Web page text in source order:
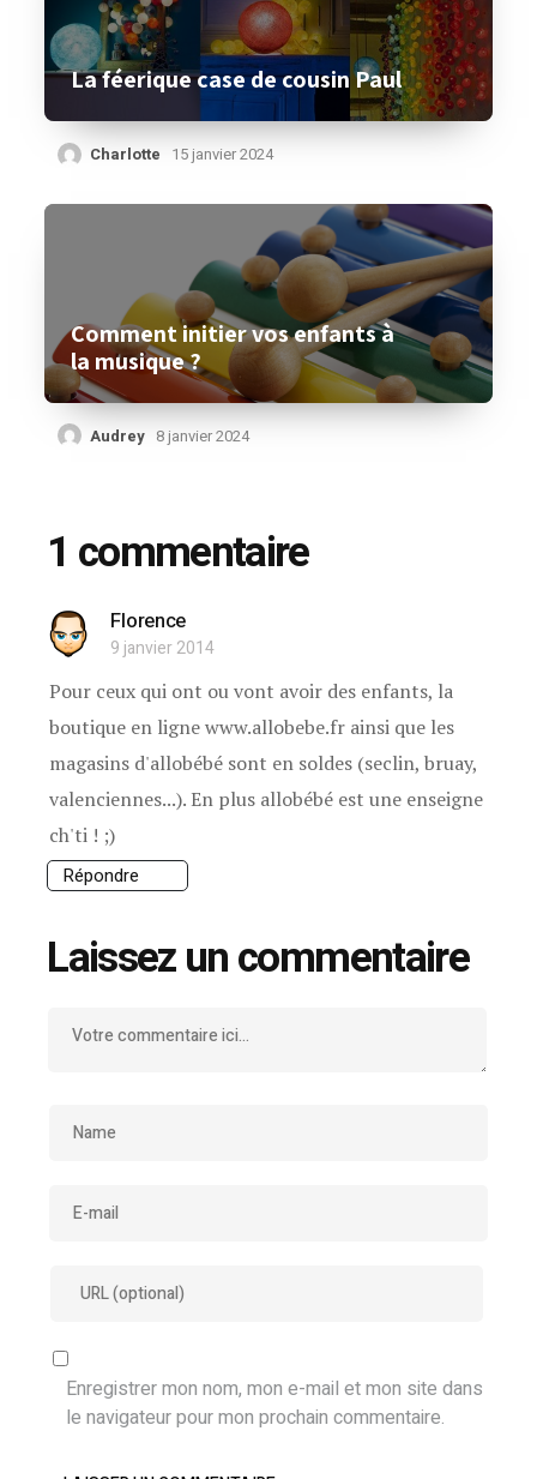
La féerique case de cousin Paul
Charlotte 15 janvier 2024
Comment initier vos enfants à
la musique ?
Audrey 8 janvier 2024
1 commentaire
Florence
9 janvier 2014
Pour ceux qui ont ou vont avoir des enfants, la
boutique en ligne www.allobebe.fr ainsi que les
magasins d'allobébé sont en soldes (seclin, bruay,
valenciennes...). En plus allobébé est une enseigne
ch'ti ! ;)
Répondre
Laissez un commentaire
Enregistrer mon nom, mon e-mail et mon site dans
le navigateur pour mon prochain commentaire.